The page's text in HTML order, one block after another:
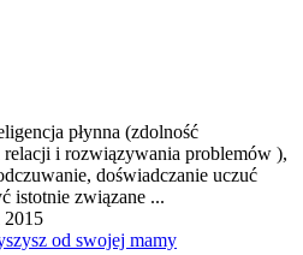
płynna (zdolność
relacji i rozwiązywania problemów ),
doświadczanie uczuć
istotnie związane ...
2015
od swojej mamy